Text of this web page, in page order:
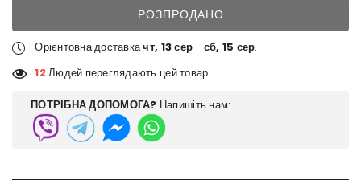
РОЗПРОДАНО
Орієнтовна доставкачт, 13 сер- сб, 15 сер.
12Людей переглядають цей товар
ПОТРІБНА ДОПОМОГА? Напишіть нам: